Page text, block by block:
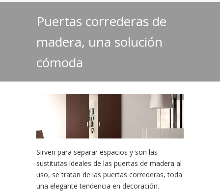
Puertas correderas de
madera, una solución
cómoda
Sirven para separar espacios y son las
sustitutas ideales de las puertas de madera al
uso, se tratan de las puertas correderas, toda
una elegante tendencia en decoración.